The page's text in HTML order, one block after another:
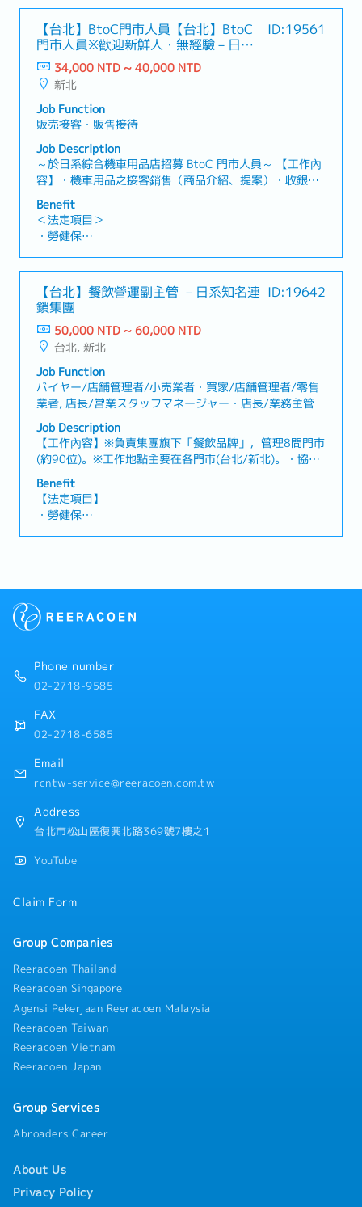
【台北】BtoC門市人員【台北】BtoC
門市人員※歡迎新鮮人・無經驗－日系
綜合機車用品店
ID:19561
34,000 NTD ~ 40,000 NTD
新北
Job Function
販売接客・販售接待
Job Description
～於日系綜合機車用品店招募 BtoC 門市人員～ 【工作內
容】・機車用品之接客銷售（商品介紹、提案）・收銀／
結帳作業・商品驗貨作業・EC 商品出貨準備業務・商品補
貨／訂貨作業【職位魅力】 ・可一邊接觸自身興趣與喜愛
領域，一邊工作・依照個人實力，未來亦有機會挑戰店舖
營運或業務職務・日本出差人員來訪時，可透過口譯等業
務活用日語能力
Benefit
＜法定項目＞
・勞健保
・各種休假(特別休假、婚假、喪假、生理假、產檢假、陪
產假、產假、育嬰假)
・退休金
＜企業福利制度＞
・年終獎金一年兩次：基本兩個月（依照實績發放）
・伙食費：2,400元（包含在薪資中）
・培訓補助（依上司批准）
【台北】餐飲營運副主管 －日系知名連
鎖集團
ID:19642
50,000 NTD ~ 60,000 NTD
台北, 新北
Job Function
バイヤー/店舗管理者/小売業者・買家/店舗管理者/零售
業者, 店長/営業スタッフマネージャー・店長/業務主管
Job Description
【工作內容】※負責集團旗下「餐飲品牌」，管理8間門市
(約90位)。※工作地點主要在各門市(台北/新北)。・協助
營運主管規劃並執行門市營運計畫，確保營收與服務品質
目標達成。・監督日常營運流程，包含食品安全、服務品
質及顧客滿意度。・協助人員培訓與督導，提升團隊效率
與績效。・善用資源整合與流程優化，有效控管並降低營
運成本。・處理顧客意見與跨部門協調，確保營運順暢。
Benefit
【法定項目】
・勞健保
【公司福利】
・年終獎金 ※依照個人績效
・三節、勞動節禮券(品)
女教育補助金
・完善獎勵機制
・年終尾牙、員工旅遊
・特約廠商優惠
・集團相關企業員工購物優惠及用餐優惠
Phone number
02-2718-9585
FAX
02-2718-6585
Email
rcntw-service@reeracoen.com.tw
Address
台北市松山區復興北路369號7樓之1
YouTube
Claim Form
Group Companies
Reeracoen Thailand
Reeracoen Singapore
Agensi Pekerjaan Reeracoen Malaysia
Reeracoen Taiwan
Reeracoen Vietnam
Reeracoen Japan
Group Services
Abroaders Career
About Us
Privacy Policy